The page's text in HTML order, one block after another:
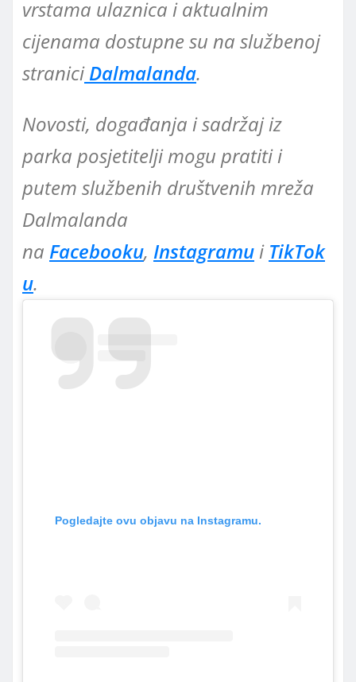
vrstama ulaznica i aktualnim
cijenama dostupne su na službenoj
straniciDalmalanda.
Novosti, događanja i sadržaj iz
parka posjetitelji mogu pratiti i
putem službenih društvenih mreža
Dalmalanda
na Facebooku, Instagramui TikTok
u.
Pogledajte ovu objavu na Instagramu.